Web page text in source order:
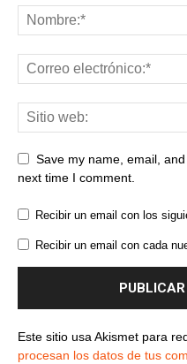
Save my name, email,
next time I comment.
Recibir un email con los
Recibir un email con cada
Este sitio usa Akismet para
procesan los datos de tus